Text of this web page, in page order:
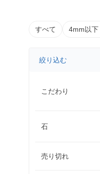
すべて 4mm以下
絞り込む
こだわり
石
売り切れ